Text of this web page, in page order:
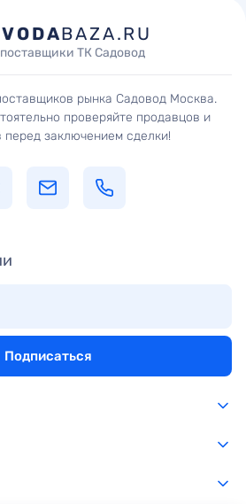
BAZA.RU
ТК Садовод
рынка Садовод Москва.
проверяйте продавцов и
перед заключением сделки!
Подписаться